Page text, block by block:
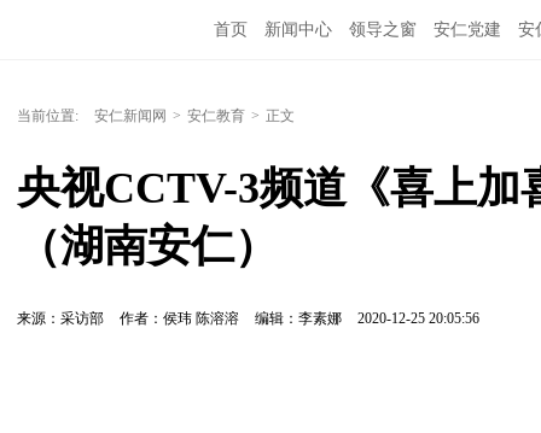
首页 新闻中心 领导之窗 安仁党建 安
当前位置: 安仁新闻网 > 安仁教育 > 正文
央视CCTV-3频道《喜上加
（湖南安仁）
来源：采访部 作者：侯玮 陈溶溶 编辑：李素娜 2020-12-25 20:05:56